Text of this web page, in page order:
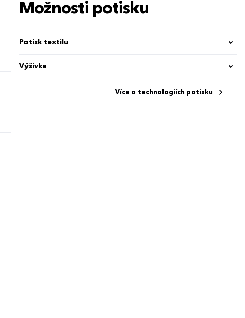
Možnosti potisku
Potisk textilu
Výšivka
Více o technologiích potisku